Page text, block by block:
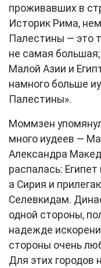
проживавших в
Историк Рима,
Палестины — это
не самая
Малой Азии и
намного больше
Палестины».
Моммзен
много иудеев —
Александра
распалась:
а Сирия и
Селевкидам.
одной стороны,
надежде
стороны очень
Для этих городов